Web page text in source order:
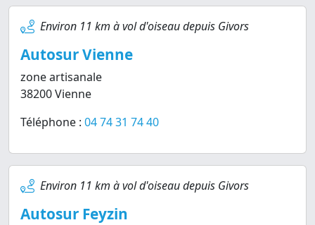
Environ 11 km à vol d'oiseau depuis Givors
Autosur Vienne
zone artisanale
38200 Vienne
Téléphone : 04 74 31 74 40
Environ 11 km à vol d'oiseau depuis Givors
Autosur Feyzin